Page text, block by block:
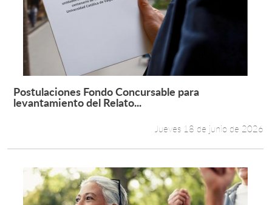
Leer más +
Postulaciones Fondo Concursable para
levantamiento del Relato...
Jueves 18 de junio de 2026